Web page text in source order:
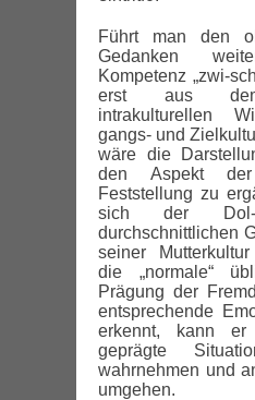
Führt man den
Gedanken
Kompetenz „zwi-
erst aus
intrakulturellen
gangs- und
wäre die
den Aspekt der
Feststellung zu
sich der Dol-
durchschnittlichen
seiner
die „normale“
Prägung der
entsprechende
erkennt, kann er
geprägte
wahrnehmen und
umgehen.